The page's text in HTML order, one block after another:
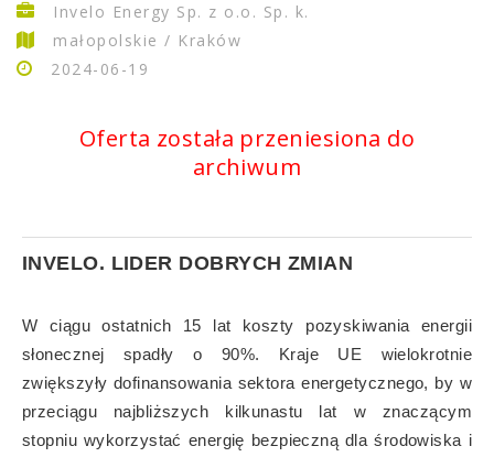
Invelo Energy Sp. z o.o. Sp. k.
małopolskie / Kraków
2024-06-19
Oferta została przeniesiona do
archiwum
INVELO. LIDER DOBRYCH ZMIAN
W ciągu ostatnich 15 lat koszty pozyskiwania energii
słonecznej spadły o 90%. Kraje UE wielokrotnie
zwiększyły dofinansowania sektora energetycznego, by w
przeciągu najbliższych kilkunastu lat w znaczącym
stopniu wykorzystać energię bezpieczną dla środowiska i